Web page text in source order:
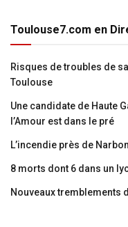
Toulouse7.com en
Risques de troubles de
Toulouse
Une candidate de Haute
l’Amour est dans le pré
L’incendie près de
8 morts dont 6 dans un
Nouveaux tremblements